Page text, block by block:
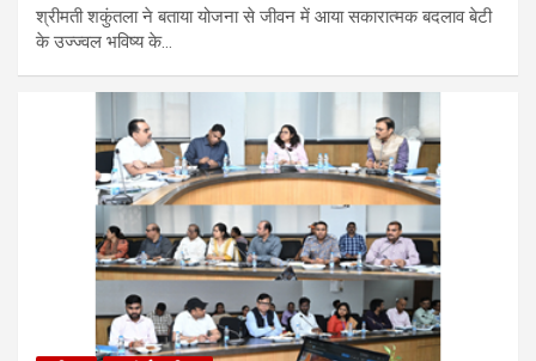
श्रीमती शकुंतला ने बताया योजना से जीवन में आया सकारात्मक बदलाव बेटी
के उज्ज्वल भविष्य के…